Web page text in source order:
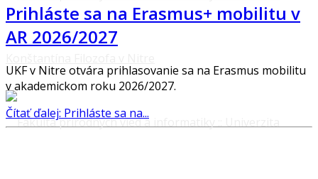
Prihláste sa na Erasmus+ mobilitu v
AR 2026/2027
UKF v Nitre otvára prihlasovanie sa na Erasmus mobilitu
v akademickom roku 2026/2027.
Čítať ďalej: Prihláste sa na...